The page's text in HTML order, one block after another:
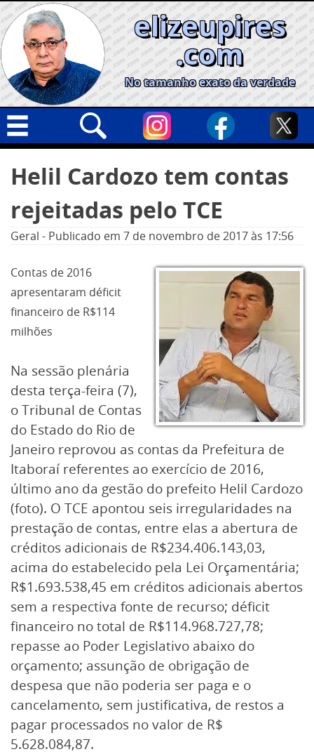
Skip
to
content
elizeupires
.com
No tamanho exato da verdade
Geral
Cidades
Política
Informe especial
por:
Helil Cardozo tem contas
rejeitadas pelo TCE
Geral - Publicado em 7 de novembro de 2017às 17:56
Contas de 2016
apresentaram déficit
financeiro de R$114
milhões
Na sessão plenária
desta terça-feira (7),
o Tribunal de Contas
do Estado do Rio de
Janeiro reprovou as contas da Prefeitura de
Itaboraí referentes ao exercício de 2016,
último ano da gestão do prefeito Helil Cardozo
(foto). O TCE apontou seis irregularidades na
prestação de contas, entre elas a abertura de
créditos adicionais de R$234.406.143,03,
acima do estabelecido pela Lei Orçamentária;
R$1.693.538,45 em créditos adicionais abertos
sem a respectiva fonte de recurso; déficit
financeiro no total de R$114.968.727,78;
repasse ao Poder Legislativo abaixo do
orçamento; assunção de obrigação de
despesa que não poderia ser paga e o
cancelamento, sem justificativa, de restos a
pagar processados no valor de R$
5.628.084,87.